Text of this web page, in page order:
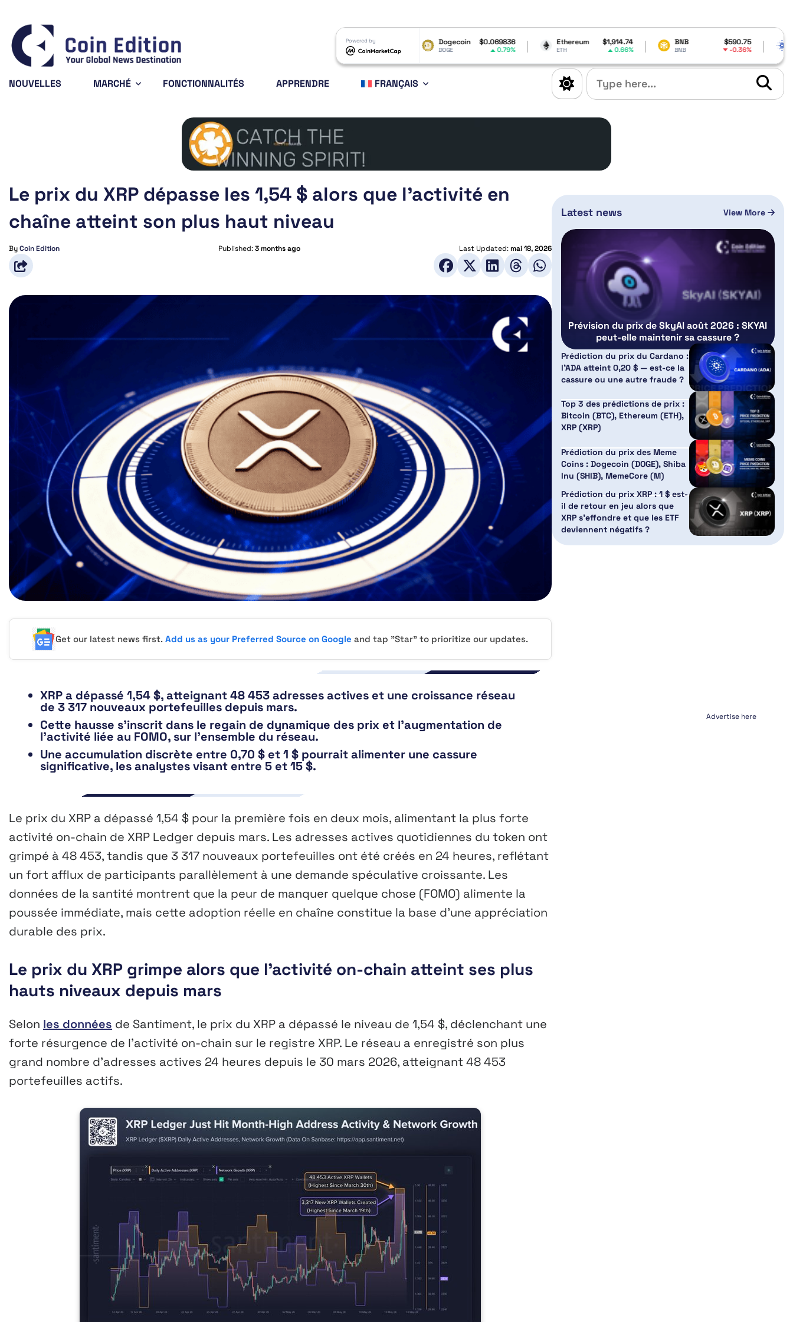
Powered by
Bitcoin $64,906.28
BTC
$0.069836
DOGE 0.79%
Ethereum $1,914.74
ETH 0.66%
BNB $590.75
BNB -0.36%
Cardano
ADA
NOUVELLES MARCHÉ FONCTIONNALITÉS APPRENDRE FRANÇAIS
Le prix du XRP dépasse les 1,54 $ alors que l’activité en
chaîne atteint son plus haut niveau
ByCoin Edition Published:3 months ago Last Updated:mai 18, 2026
Get our latest news first.Add us as your Preferred Source on Google and tap "Star" to prioritize our updates.
XRP a dépassé 1,54 $, atteignant 48 453 adresses actives et une croissance réseau
de 3 317 nouveaux portefeuilles depuis mars.
Cette hausse s’inscrit dans le regain de dynamique des prix et l’augmentation de
l’activité liée au FOMO, sur l’ensemble du réseau.
Une accumulation discrète entre 0,70 $ et 1 $ pourrait alimenter une cassure
significative, les analystes visant entre 5 et 15 $.
Le prix du XRP a dépassé 1,54 $ pour la première fois en deux mois, alimentant la plus forte
activité on-chain de XRP Ledger depuis mars. Les adresses actives quotidiennes du token ont
grimpé à 48 453, tandis que 3 317 nouveaux portefeuilles ont été créés en 24 heures, reflétant
un fort afflux de participants parallèlement à une demande spéculative croissante. Les
données de la santité montrent que la peur de manquer quelque chose (FOMO) alimente la
poussée immédiate, mais cette adoption réelle en chaîne constitue la base d’une appréciation
durable des prix.
Le prix du XRP grimpe alors que l’activité on-chain atteint ses plus
hauts niveaux depuis mars
Selon les données de Santiment, le prix du XRP a dépassé le niveau de 1,54 $, déclenchant une
forte résurgence de l’activité on-chain sur le registre XRP. Le réseau a enregistré son plus
grand nombre d’adresses actives 24 heures depuis le 30 mars 2026, atteignant 48 453
portefeuilles actifs.
Latest news View More
Prévision du prix de SkyAI août 2026 : SKYAI
peut-elle maintenir sa cassure ?
Prédiction du prix du Cardano :
l’ADA atteint 0,20 $ — est-ce la
cassure ou une autre fraude ?
Top 3 des prédictions de prix :
Bitcoin (BTC), Ethereum (ETH),
XRP (XRP)
Prédiction du prix des Meme
Coins : Dogecoin (DOGE), Shiba
Inu (SHIB), MemeCore (M)
Prédiction du prix XRP : 1 $ est-
il de retour en jeu alors que
XRP s’effondre et que les ETF
deviennent négatifs ?
Advertise here